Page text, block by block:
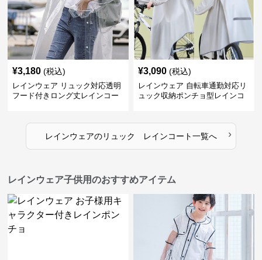
¥3,180 (税込)
レインウェア リュック対応透明
フード付きロング丈レインコー
¥3,090 (税込)
レインウェア 自転車通勤対応リ
ュック収納ポンチョ型レインコ
レインウェアのリュック レインコート一覧へ ›
レインウェア子供用のおすすめアイテム